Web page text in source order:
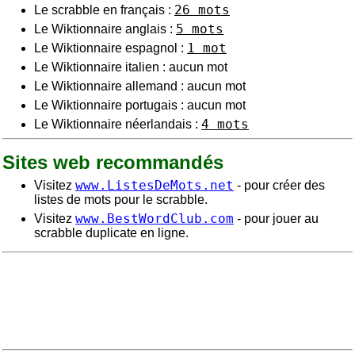
Le scrabble en français : 26 mots
Le Wiktionnaire anglais : 5 mots
Le Wiktionnaire espagnol : 1 mot
Le Wiktionnaire italien : aucun mot
Le Wiktionnaire allemand : aucun mot
Le Wiktionnaire portugais : aucun mot
Le Wiktionnaire néerlandais : 4 mots
Sites web recommandés
Visitez www.ListesDeMots.net - pour créer des
listes de mots pour le scrabble.
Visitez www.BestWordClub.com - pour jouer au
scrabble duplicate en ligne.